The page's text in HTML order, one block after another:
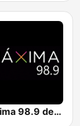
Máxima 98.9 del Carmen